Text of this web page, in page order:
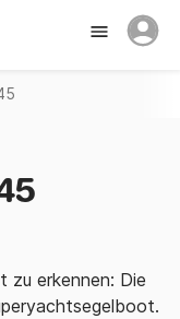
zu erkennen: Die